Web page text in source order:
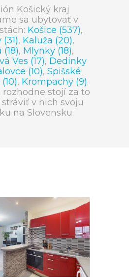
Košický kraj
sa ubytovať v
Košice (537),
, Kaluža (20),
, Mlynky (18),
Ves (17), Dedinky
(10), Spišské
, Krompachy (9).
stojí za to
v nich svoju
na Slovensku.